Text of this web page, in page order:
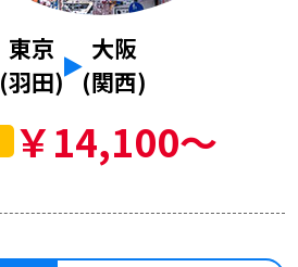
東京
(羽田)
大阪
(関西)
￥14,100～